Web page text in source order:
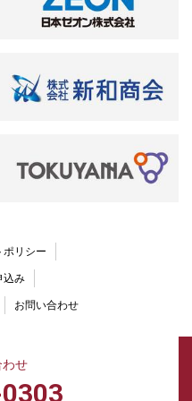
ポリシー
込み
お問い合わせ
わせ